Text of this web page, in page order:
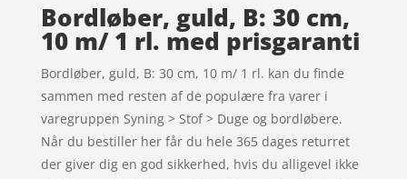
Bordløber, guld, B: 30 cm,
10 m/ 1 rl. med prisgaranti
Bordløber, guld, B: 30 cm, 10 m/ 1 rl. kan du finde
sammen med resten af de populære fra varer i
varegruppen Syning > Stof > Duge og bordløbere.
Når du bestiller her får du hele 365 dages returret
der giver dig en god sikkerhed, hvis du alligevel ikke